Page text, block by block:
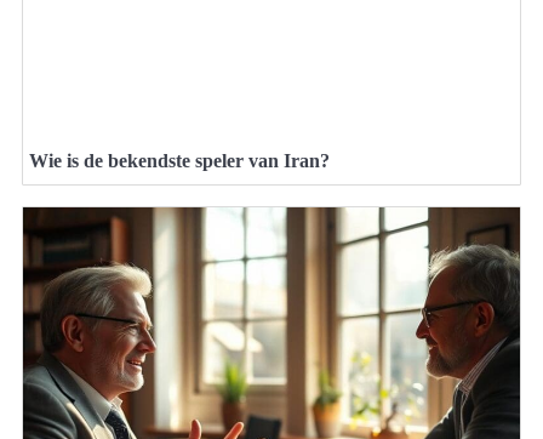
Wie is de bekendste speler van Iran?